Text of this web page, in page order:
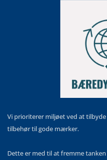
Vi prioriterer miljøet ved at
tilbehør til gode mærker.
Dette er med til at fremme